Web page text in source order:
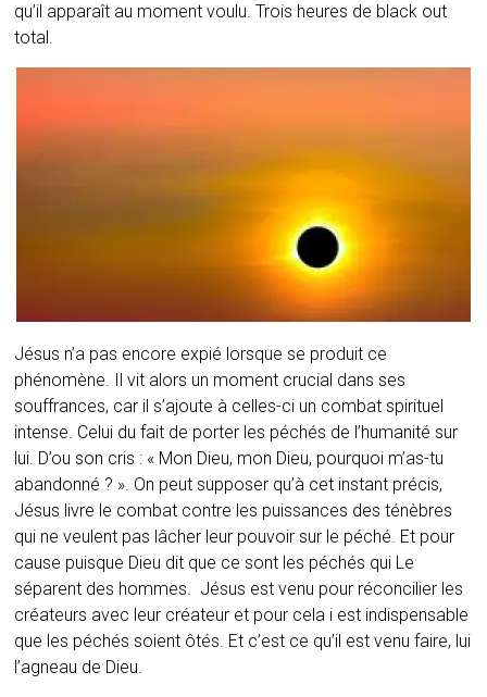
qu’il apparaît au moment voulu. Trois heures de black out
total.
Jésus n’a pas encore expié lorsque se produit ce
phénomène. Il vit alors un moment crucial dans ses
souffrances, car il s’ajoute à celles-ci un combat spirituel
intense. Celui du fait de porter les péchés de l’humanité sur
lui. D’ou son cris : « Mon Dieu, mon Dieu, pourquoi m’as-tu
abandonné ? ». On peut supposer qu’à cet instant précis,
Jésus livre le combat contre les puissances des ténèbres
qui ne veulent pas lâcher leur pouvoir sur le péché. Et pour
cause puisque Dieu dit que ce sont les péchés qui Le
séparent des hommes. Jésus est venu pour réconcilier les
créateurs avec leur créateur et pour cela i est indispensable
que les péchés soient ôtés. Et c’est ce qu’il est venu faire, lui
l’agneau de Dieu.